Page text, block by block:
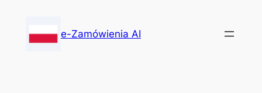
content
e-Zamówienia AI